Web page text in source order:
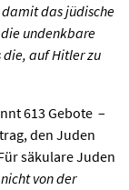
damit das jüdische
undenkbare
die, auf Hitler zu
613 Gebote –
den Juden
säkulare Juden
von der